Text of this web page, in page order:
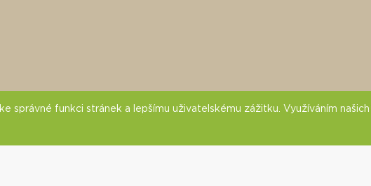
správné funkci stránek a lepšímu uživatelskému zážitku. Využíváním našich